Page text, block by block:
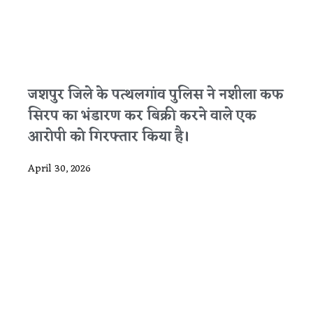
जशपुर जिले के पत्थलगांव पुलिस ने नशीला कफ
सिरप का भंडारण कर बिक्री करने वाले एक
आरोपी को गिरफ्तार किया है।
April 30, 2026